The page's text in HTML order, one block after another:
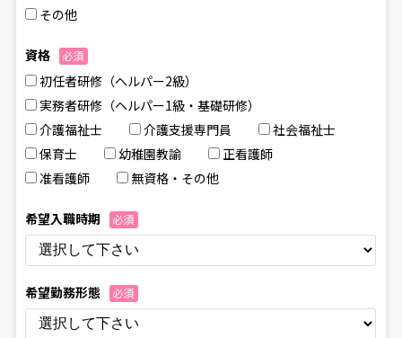
その他
資格 必須
初任者研修（ヘルパー2級）
実務者研修（ヘルパー1級・基礎研修）
介護福祉⼠
介護⽀援専⾨員
社会福祉⼠
保育⼠
幼稚園教諭
正看護師
准看護師
無資格・その他
希望⼊職時期 必須
希望勤務形態 必須